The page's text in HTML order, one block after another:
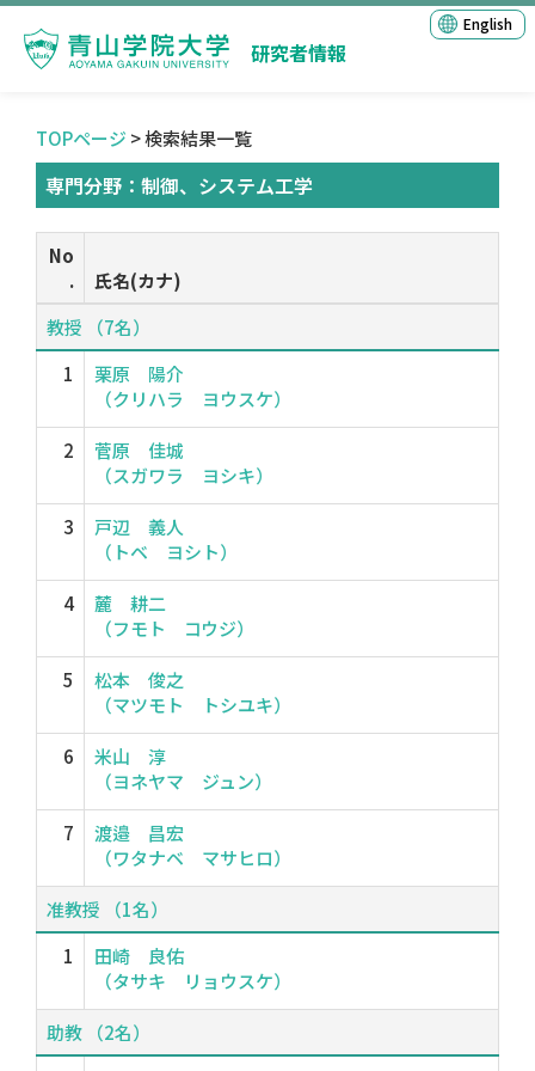
研究者情報
English
TOPページ > 検索結果一覧
専門分野：制御、システム工学
No
.
氏名(カナ)
教授 （7名）
1
栗原 陽介
（クリハラ ヨウスケ）
2
菅原 佳城
（スガワラ ヨシキ）
3
戸辺 義人
（トベ ヨシト）
4
麓 耕二
（フモト コウジ）
5
松本 俊之
（マツモト トシユキ）
6
米山 淳
（ヨネヤマ ジュン）
7
渡邉 昌宏
（ワタナベ マサヒロ）
准教授 （1名）
1
田崎 良佑
（タサキ リョウスケ）
助教 （2名）